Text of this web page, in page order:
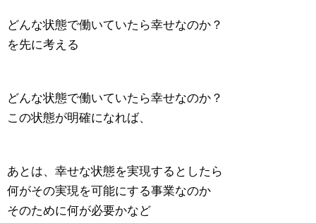
どんな状態で働いていたら幸せなのか？
を先に考える
どんな状態で働いていたら幸せなのか？
この状態が明確になれば、
あとは、幸せな状態を実現するとしたら
何がその実現を可能にする事業なのか
そのために何が必要かなど